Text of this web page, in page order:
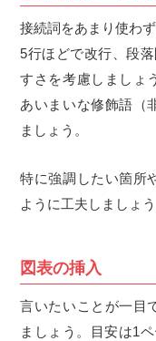
接続詞をあまり使わ
5行ほどで改行、段
すさを考慮しましょ
あいまいな修飾語（
ましょう。
特に強調したい箇所
ように工夫しましょう
図表の挿入
言いたいことが一目
ましょう。目安は1